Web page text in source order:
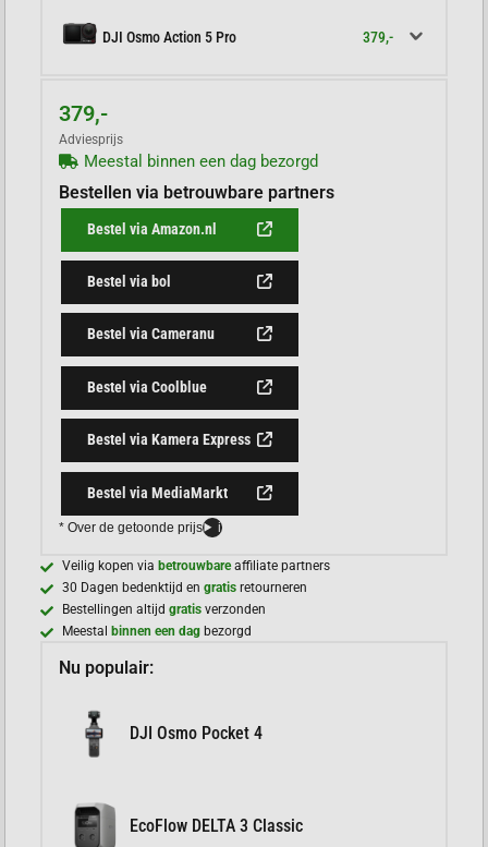
DJI Osmo Action 5 Pro 379,-
379,-
Adviesprijs
Meestal binnen een dag bezorgd
Bestellen via betrouwbare partners
Bestel via Amazon.nl
Bestel via bol
Bestel via Cameranu
Bestel via Coolblue
Bestel via Kamera Express
Bestel via MediaMarkt
* Over de getoonde prijs i
Veilig kopen viabetrouwbareaffiliate partners
30 Dagen bedenktijd engratis retourneren
Bestellingen altijdgratisverzonden
Meestalbinnen een dag bezorgd
Nu populair:
DJI Osmo Pocket 4
EcoFlow DELTA 3 Classic